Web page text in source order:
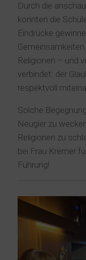
Durch die
konnten die
Eindrücke
Religionen – und
verbindet: der
respektvoll
Solche
Neugier zu
Religionen zu
bei Frau Kremer
Führung!